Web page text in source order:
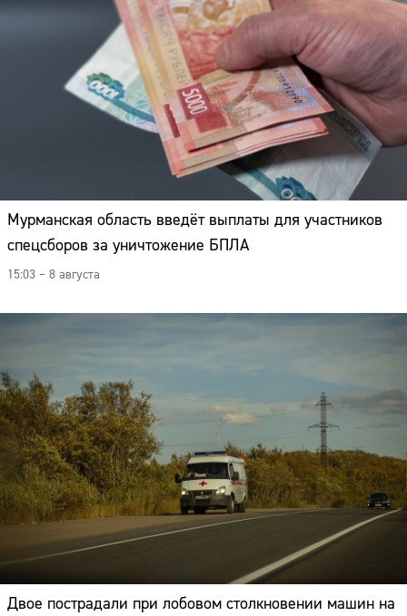
Мурманская область введёт выплаты для участников
спецсборов за уничтожение БПЛА
15:03 – 8 августа
Двое пострадали при лобовом столкновении машин на